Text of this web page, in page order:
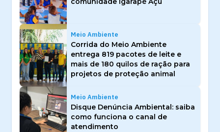
Meio Ambiente
Corrida do Meio Ambiente
entrega 819 pacotes de leite e
mais de 180 quilos de ração para
projetos de proteção animal
Meio Ambiente
Disque Denúncia Ambiental: saiba
como funciona o canal de
atendimento